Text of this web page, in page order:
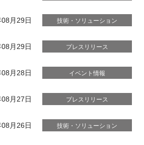
月29日 技術・ソリューション
月29日 プレスリリース
月28日 イベント情報
月27日 プレスリリース
月26日 技術・ソリューション